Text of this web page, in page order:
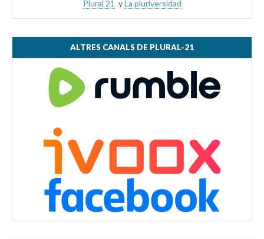
Plural 21 yLa pluriversidad
ALTRES CANALS DE PLURAL-21